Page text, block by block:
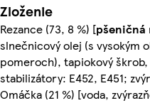
Zloženie
Rezance (73, 8 %) [pšeničná
slnečnicový olej (s vysokým
pomeroch), tapiokový
stabilizátory: E452, E451;
Omáčka (21 %) [voda,